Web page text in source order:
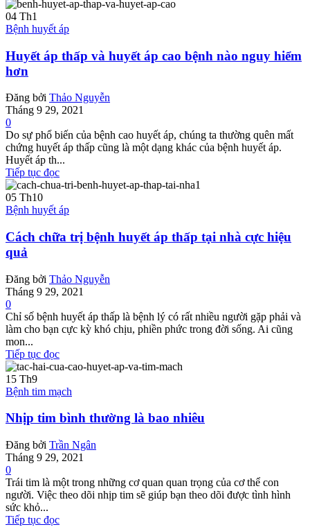
04 Th1
Bệnh huyết áp
Huyết áp thấp và huyết áp cao bệnh nào nguy hiểm
hơn
Đăng bởi Thảo Nguyễn
Tháng 9 29, 2021
0
Do sự phổ biến của bệnh cao huyết áp, chúng ta thường quên mất
chứng huyết áp thấp cũng là một dạng khác của bệnh huyết áp.
Huyết áp th...
Tiếp tục đọc
05 Th10
Bệnh huyết áp
Cách chữa trị bệnh huyết áp thấp tại nhà cực hiệu
quả
Đăng bởi Thảo Nguyễn
Tháng 9 29, 2021
0
Chỉ số bệnh huyết áp thấp là bệnh lý có rất nhiều người gặp phải và
làm cho bạn cực kỳ khó chịu, phiền phức trong đời sống. Ai cũng
mon...
Tiếp tục đọc
15 Th9
Bệnh tim mạch
Nhịp tim bình thường là bao nhiêu
Đăng bởi Trần Ngân
Tháng 9 29, 2021
0
Trái tim là một trong những cơ quan quan trọng của cơ thể con
người. Việc theo dõi nhịp tim sẽ giúp bạn theo dõi được tình hình
sức khỏ...
Tiếp tục đọc